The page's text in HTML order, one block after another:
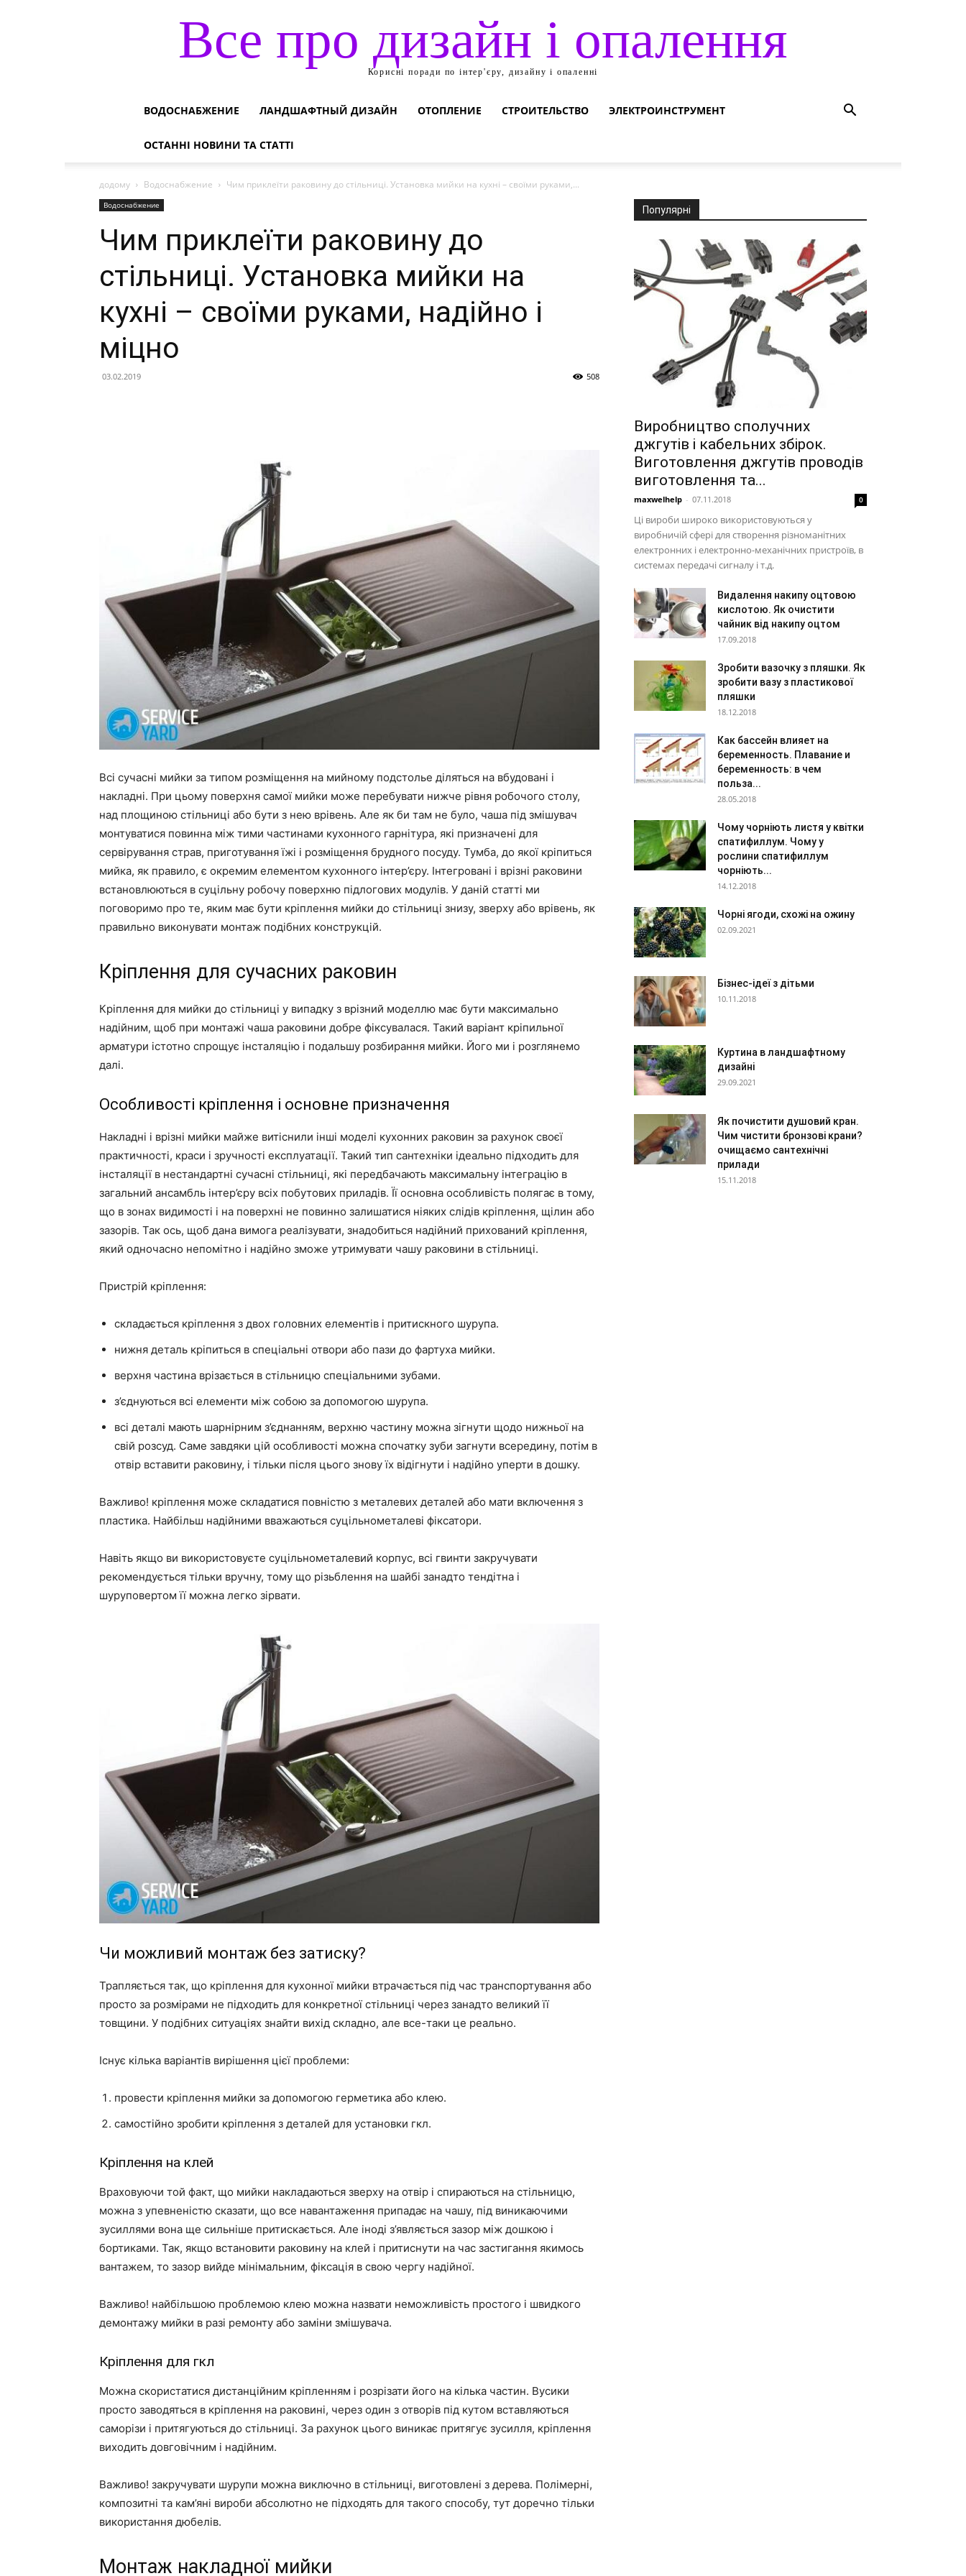
Все про дизайн і опалення
Корисні поради по інтер'єру, дизайну і опаленні
ВОДОСНАБЖЕНИЕ ЛАНДШАФТНЫЙ ДИЗАЙН ОТОПЛЕНИЕ СТРОИТЕЛЬСТВО ЭЛЕКТРОИНСТРУМЕНТ
ОСТАННІ НОВИНИ ТА СТАТТІ
додому Водоснабжение Чим приклеїти раковину до стільниці. Установка мийки на кухні – своїми руками,...
Водоснабжение
Чим приклеїти раковину до
стільниці. Установка мийки на
кухні – своїми руками, надійно і
міцно
03.02.2019 508
Всі сучасні мийки за типом розміщення на мийному подстолье діляться на вбудовані і
накладні. При цьому поверхня самої мийки може перебувати нижче рівня робочого столу,
над площиною стільниці або бути з нею врівень. Але як би там не було, чаша під змішувач
монтуватися повинна між тими частинами кухонного гарнітура, які призначені для
сервірування страв, приготування їжі і розміщення брудного посуду. Тумба, до якої кріпиться
мийка, як правило, є окремим елементом кухонного інтер’єру. Інтегровані і врізні раковини
встановлюються в суцільну робочу поверхню підлогових модулів. У даній статті ми
поговоримо про те, яким має бути кріплення мийки до стільниці знизу, зверху або врівень, як
правильно виконувати монтаж подібних конструкцій.
Кріплення для сучасних раковин
Кріплення для мийки до стільниці у випадку з врізний моделлю має бути максимально
надійним, щоб при монтажі чаша раковини добре фіксувалася. Такий варіант кріпильної
арматури істотно спрощує інсталяцію і подальшу розбирання мийки. Його ми і розглянемо
далі.
Особливості кріплення і основне призначення
Накладні і врізні мийки майже витіснили інші моделі кухонних раковин за рахунок своєї
практичності, краси і зручності експлуатації. Такий тип сантехніки ідеально підходить для
інсталяції в нестандартні сучасні стільниці, які передбачають максимальну інтеграцію в
загальний ансамбль інтер’єру всіх побутових приладів. Її основна особливість полягає в тому,
що в зонах видимості і на поверхні не повинно залишатися ніяких слідів кріплення, щілин або
зазорів. Так ось, щоб дана вимога реалізувати, знадобиться надійний прихований кріплення,
який одночасно непомітно і надійно зможе утримувати чашу раковини в стільниці.
Пристрій кріплення:
складається кріплення з двох головних елементів і притискного шурупа.
нижня деталь кріпиться в спеціальні отвори або пази до фартуха мийки.
верхня частина врізається в стільницю спеціальними зубами.
з’єднуються всі елементи між собою за допомогою шурупа.
всі деталі мають шарнірним з’єднанням, верхню частину можна зігнути щодо нижньої на
свій розсуд. Саме завдяки цій особливості можна спочатку зуби загнути всередину, потім в
отвір вставити раковину, і тільки після цього знову їх відігнути і надійно уперти в дошку.
Важливо! кріплення може складатися повністю з металевих деталей або мати включення з
пластика. Найбільш надійними вважаються суцільнометалеві фіксатори.
Навіть якщо ви використовуєте суцільнометалевий корпус, всі гвинти закручувати
рекомендується тільки вручну, тому що різьблення на шайбі занадто тендітна і
шуруповертом її можна легко зірвати.
Чи можливий монтаж без затиску?
Трапляється так, що кріплення для кухонної мийки втрачається під час транспортування або
просто за розмірами не підходить для конкретної стільниці через занадто великий її
товщини. У подібних ситуаціях знайти вихід складно, але все-таки це реально.
Існує кілька варіантів вирішення цієї проблеми:
провести кріплення мийки за допомогою герметика або клею.
самостійно зробити кріплення з деталей для установки гкл.
Кріплення на клей
Враховуючи той факт, що мийки накладаються зверху на отвір і спираються на стільницю,
можна з упевненістю сказати, що все навантаження припадає на чашу, під виникаючими
зусиллями вона ще сильніше притискається. Але іноді з’являється зазор між дошкою і
бортиками. Так, якщо встановити раковину на клей і притиснути на час застигання якимось
вантажем, то зазор вийде мінімальним, фіксація в свою чергу надійної.
Важливо! найбільшою проблемою клею можна назвати неможливість простого і швидкого
демонтажу мийки в разі ремонту або заміни змішувача.
Кріплення для гкл
Можна скористатися дистанційним кріпленням і розрізати його на кілька частин. Вусики
просто заводяться в кріплення на раковині, через один з отворів під кутом вставляються
саморізи і притягуються до стільниці. За рахунок цього виникає притягує зусилля, кріплення
виходить довговічним і надійним.
Важливо! закручувати шурупи можна виключно в стільниці, виготовлені з дерева. Полімерні,
композитні та кам’яні вироби абсолютно не підходять для такого способу, тут доречно тільки
використання дюбелів.
Монтаж накладної мийки
Популярні
Виробництво сполучних
джгутів і кабельних збірок.
Виготовлення джгутів проводів
виготовлення та...
maxwelhelp - 07.11.2018 0
Ці вироби широко використовуються у
виробничій сфері для створення різноманітних
електронних і електронно-механічних пристроїв, в
системах передачі сигналу і т.д.
Видалення накипу оцтовою
кислотою. Як очистити
чайник від накипу оцтом
17.09.2018
Зробити вазочку з пляшки. Як
зробити вазу з пластикової
пляшки
18.12.2018
Как бассейн влияет на
беременность. Плавание и
беременность: в чем
польза...
28.05.2018
Чому чорніють листя у квітки
спатифиллум. Чому у
рослини спатифиллум
чорніють...
14.12.2018
Чорні ягоди, схожі на ожину
02.09.2021
Бізнес-ідеї з дітьми
10.11.2018
Куртина в ландшафтному
дизайні
29.09.2021
Як почистити душовий кран.
Чим чистити бронзові крани?
очищаємо сантехнічні
прилади
15.11.2018